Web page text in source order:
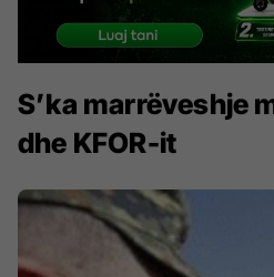
S’ka marrëveshje
dhe KFOR-it